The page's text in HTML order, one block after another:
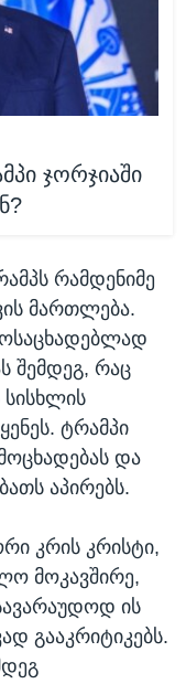
ჯორჯიაში
რამდენიმე
მართლება.
შემდეგ, რაც
სისხლის
ტრამპი
და
აპირებს.
კრის კრისტი,
მოკავშირე,
ის
გააკრიტიკებს.